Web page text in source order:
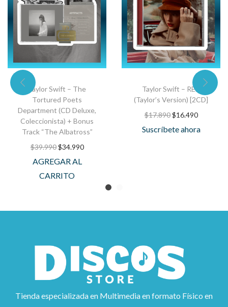
Taylor Swift – The
Tortured Poets
Department (CD Deluxe,
Coleccionista) + Bonus
Track “The Albatross”
$39.990 $34.990
AGREGAR AL
CARRITO
Taylor Swift – RED
(Taylor’s Version) [2CD]
$17.890 $16.490
Suscríbete ahora
Tienda especializada en Multimedia en formato Físico en